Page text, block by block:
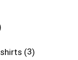
3